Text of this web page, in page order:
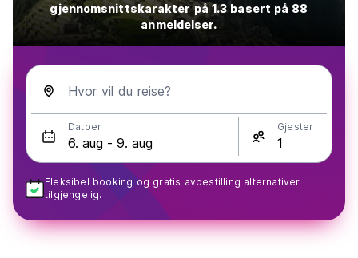
gjennomsnittskarakter på 1.3 basert på 88
anmeldelser.
Hvor vil du reise?
Datoer Gjester
Fleksibel booking og gratis avbestilling alternativer
tilgjengelig.